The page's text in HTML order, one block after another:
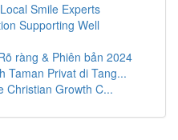
Smile Experts
Supporting Well
ràng & Phiên bản 2024
Taman Privat di Tang...
Christian Growth C...